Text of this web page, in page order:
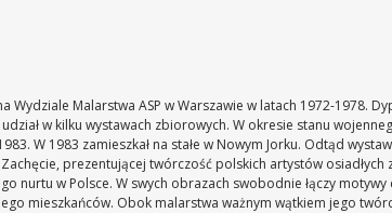
Wydziale Malarstwa ASP w Warszawie w latach 1972-1978.
w kilku wystawach zbiorowych. W okresie stanu
W 1983 zamieszkał na stałe w Nowym Jorku. Odtąd
Zachęcie, prezentującej twórczość polskich artystów
nurtu w Polsce. W swych obrazach swobodnie łączy
mieszkańców. Obok malarstwa ważnym wątkiem jego